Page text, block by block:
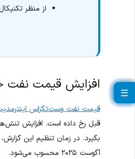
از منظر
افزایش قیمت نفت
قیمت نفت وست‌تگزاس
قبل رخ داده است. افزایش تنش‌ها
آگوست ۲۰۲۵ محسوب می‌شود.
☰
☰
☰
☰
☰
☰
☰
☰
☰
☰
☰
☰
☰
☰
☰
☰
☰
☰
☰